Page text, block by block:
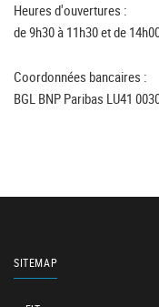
Heures d'ouvertures :
de 9h30 à 11h30 et de
Coordonnées bancaires :
BGL BNP Paribas LU41
SITEMAP